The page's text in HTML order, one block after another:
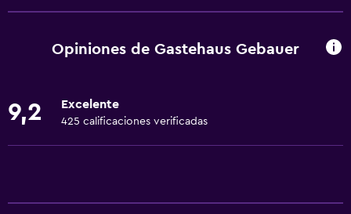
Senderismo
Ciclismo
Opiniones de Gastehaus Gebauer
9,2 Excelente
425 calificaciones verificadas